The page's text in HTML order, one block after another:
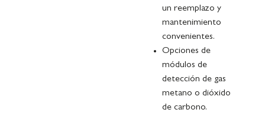
un reemplazo y
mantenimiento
convenientes.
Opciones de
módulos de
detección de gas
metano o dióxido
de carbono.